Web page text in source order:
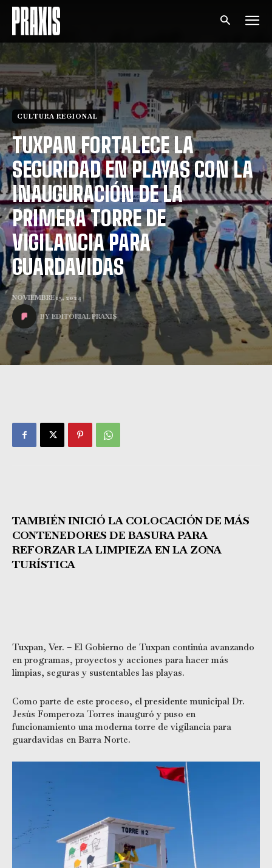
CULTURA REGIONAL
TUXPAN FORTALECE LA
SEGURIDAD EN PLAYAS CON LA
INAUGURACIÓN DE LA
PRIMERA TORRE DE
VIGILANCIA PARA
GUARDAVIDAS
NOVIEMBRE 15, 2024
BY EDITORIAL PRAXIS
TAMBIÉN INICIÓ LA COLOCACIÓN DE MÁS
CONTENEDORES DE BASURA PARA
REFORZAR LA LIMPIEZA EN LA ZONA
TURÍSTICA
Tuxpan, Ver. – El Gobierno de Tuxpan continúa avanzando
en programas, proyectos y acciones para hacer más
limpias, seguras y sustentables las playas.
Como parte de este proceso, el presidente municipal Dr.
Jesús Fomperoza Torres inauguró y puso en
funcionamiento una moderna torre de vigilancia para
guardavidas en Barra Norte.